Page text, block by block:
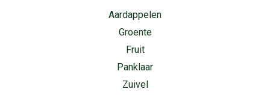
Aardappelen
Groente
Fruit
Panklaar
Zuivel